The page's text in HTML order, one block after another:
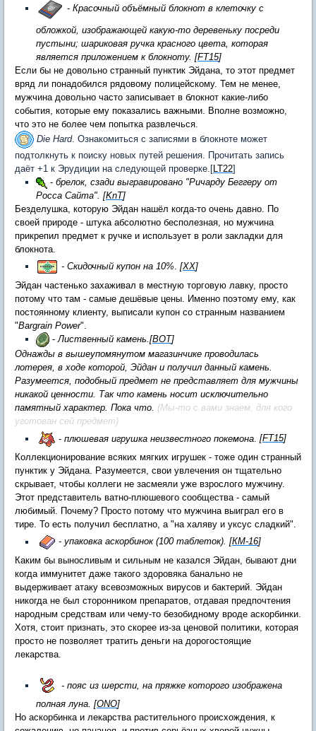
- Красочный объёмный блокнот в клеточку с
обложкой, изображающей какую-то деревеньку посреди
пустыни; шариковая ручка красного цвета, которая
является приложением к блокноту. [FT15]
Если бы не довольно странный пунктик Эйдана, то этот предмет
вряд ли понадобился рядовому полицейскому. Тем не менее,
мужчина довольно часто записывает в блокнот какие-либо
события, которые ему показались важными. Вполне возможно,
что это не более чем попытка развлечься.
Die Hard. Ознакомиться с записями в блокноте может
подтолкнуть к поиску новых путей решения. Прочитать запись
даёт +1 к Эрудиции на следующей проверке.[LT22]
- брелок, сзади выгравировано "Ричарду Беггеру от
Росса Сайта". [KnT]
Безделушка, которую Эйдан нашёл когда-то очень давно. По
своей природе - штука абсолютно бесполезная, но мужчина
прикрепил предмет к ручке и использует в роли закладки для
блокнота.
- Скидочный купон на 10%. [XX]
​Эйдан частенько захаживал в местную торговую лавку, просто
потому что там - самые дешёвые цены. Именно поэтому ему, как
постоянному клиенту, выписали купон со странным названием
"Bargrain Power".
-Лиственный камень.[ВОТ]
​​Однажды в вышеупомянутом магазинчике проводилась
лотерея, в ходе которой, Эйдан и получил данный камень.
Разумеется, подобный предмет не представляет для мужчины
никакой ценности. Так что камень носит исключительно
памятный характер. Пока что. (Мы-то с вами знаем, для кого
уготован сей предмет)
- плюшевая игрушка неизвестного покемона [FT15]
Коллекционирование всяких мягких игрушек - тоже один странный
пунктик у Эйдана. Разумеется, свои увлечения он тщательно
скрывает, чтобы коллеги не засмеяли уже взрослого мужчину.
Этот представитель ватно-плюшевого сообщества - самый
любимый. Почему? Просто потому что мужчина выиграл его в
тире. То есть получил бесплатно, а "на халяву и уксус сладкий".
- упаковка аскорбинок (100 таблеток). [КМ-16]
Каким бы выносливым и сильным не казался Эйдан, бывают дни
когда иммунитет даже такого здоровяка банально не
выдерживает атаку всевозможных вирусов и бактерий. Эйдан
никогда не был сторонником препаратов, отдавая предпочтения
народным средствам или чему-то безобидному вроде аскорбинки.
Хотя, стоит признать, это скорее из-за ценовой политики, которая
просто не позволяет тратить деньги на дорогостоящие
лекарства.
- пояс из шерсти, на пряжке которого изображена
полная луна. [ОNO]
Но аскорбинка и лекарства растительного происхождения, к